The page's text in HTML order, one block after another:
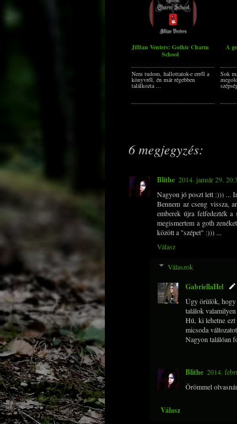
Jillian Venters: Gothic Charm
School
Nem tudom, hallottatok-e erről a
könyvről, én már régebben
találkozta ...
A
Sok
6 megjegyzés:
Blithe 2014. január 29.
Nagyon jó poszt lett :))) ...
Bennem az cseng vissza,
emberek újra felfedezték
megismertem a goth
között a "szépet" :))) ...
Válasz
Válaszok
GabriellaHel
Úgy örülök, hogy
találok
Hú, ki lehetne ezt
micsoda
Nagyon találóan
Blithe 2014.
Örömmel
Válasz